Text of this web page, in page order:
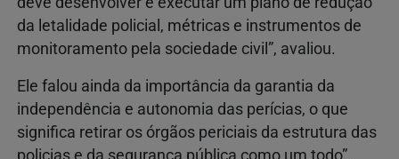
da letalidade policial, métricas e instrumentos de
monitoramento pela sociedade civil”, avaliou.
Ele falou ainda da importância da garantia da
independência e autonomia das perícias, o que
significa retirar os órgãos periciais da estrutura das